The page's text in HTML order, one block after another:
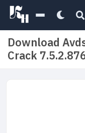
Download
Crack